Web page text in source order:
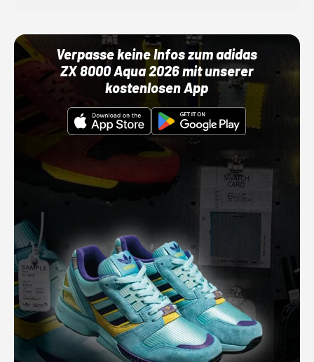
Verpasse keine Infos zum adidas
ZX 8000 Aqua 2026 mit unserer
kostenlosen App